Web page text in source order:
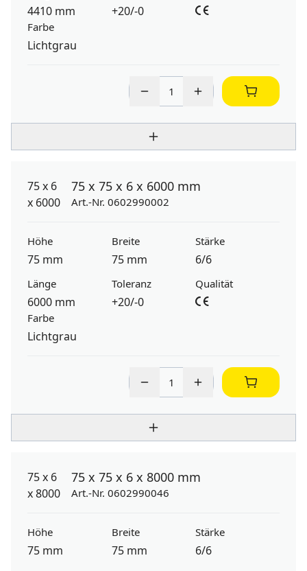
4410 mm +20/-0
Farbe
Lichtgrau
75 x 75 x 6 x 6000 mm
Art.-Nr. 0602990002
Höhe
75 mm
Breite
75 mm
Stärke
6/6
Länge
6000 mm
Toleranz
+20/-0
Qualität
Farbe
Lichtgrau
75 x 75 x 6 x 8000 mm
Art.-Nr. 0602990046
Höhe
75 mm
Breite
75 mm
Stärke
6/6